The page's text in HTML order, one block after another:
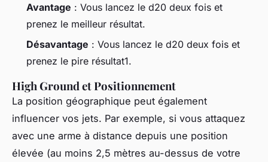
Avantage : Vous lancez le d20 deux fois et
prenez le meilleur résultat.
Désavantage : Vous lancez le d20 deux fois et
prenez le pire résultat1.
High Ground et Positionnement
La position géographique peut également
influencer vos jets. Par exemple, si vous attaquez
avec une arme à distance depuis une position
élevée (au moins 2,5 mètres au-dessus de votre